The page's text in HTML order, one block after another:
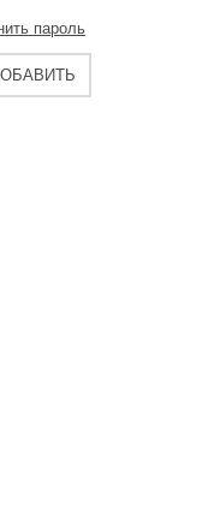
пароль